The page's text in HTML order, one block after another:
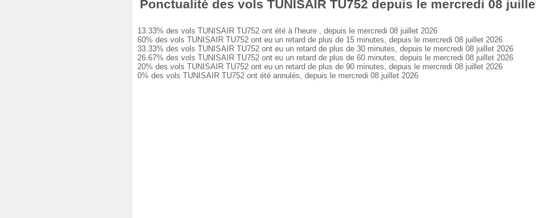
Ponctualité des vols TUNISAIR TU752 depuis le mercredi 08
13.33% des vols TUNISAIR TU752 ont été à l'heure , depuis le mercredi 08 juillet 2026
60% des vols TUNISAIR TU752 ont eu un retard de plus de 15 minutes, depuis le mercredi 08 juillet 2026
33.33% des vols TUNISAIR TU752 ont eu un retard de plus de 30 minutes, depuis le mercredi 08 juillet 2026
26.67% des vols TUNISAIR TU752 ont eu un retard de plus de 60 minutes, depuis le mercredi 08 juillet 2026
20% des vols TUNISAIR TU752 ont eu un retard de plus de 90 minutes, depuis le mercredi 08 juillet 2026
0% des vols TUNISAIR TU752 ont été annulés, depuis le mercredi 08 juillet 2026